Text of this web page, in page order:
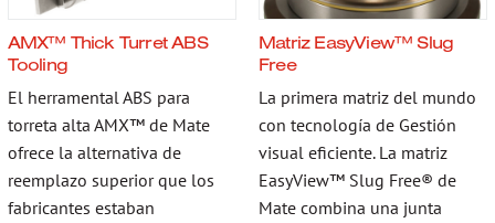
AMX™ Thick Turret ABS
Tooling
El herramental ABS para
torreta alta AMX™ de Mate
ofrece la alternativa de
reemplazo superior que los
fabricantes estaban
Matriz EasyView™ Slug
Free
La primera matriz del mundo
con tecnología de Gestión
visual eficiente. La matriz
EasyView™ Slug Free® de
Mate combina una junta